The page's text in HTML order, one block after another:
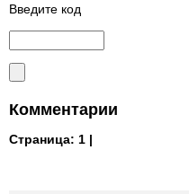
Введите код
Комментарии
Страница: 1 |